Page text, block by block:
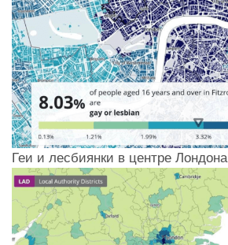
Геи и лесбиянки в центре Лондона